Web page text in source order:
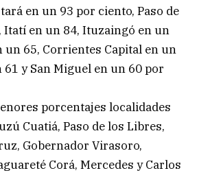
en un 93 por ciento, Paso de
Itatí en un 84, Ituzaingó en un
un 65, Corrientes Capital en un
61 y San Miguel en un 60 por
porcentajes localidades
Cuatiá, Paso de los Libres,
Gobernador Virasoro,
Corá, Mercedes y Carlos